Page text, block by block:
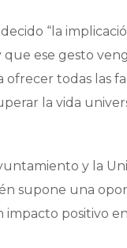
“la
ese gesto
todas las
la vida
y la
supone una
positivo